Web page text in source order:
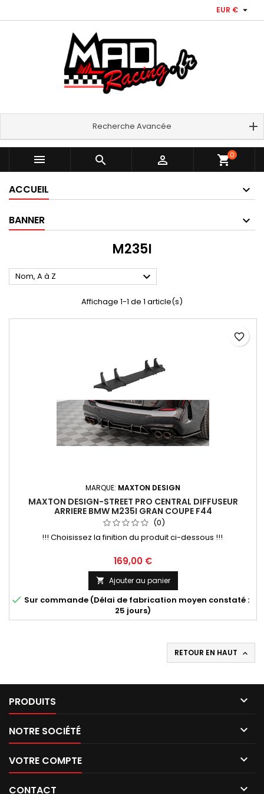
EUR € 
Recherche Avancée
   shopping_cart0
ACCUEIL
BANNER
M235I
Nom, A à Z 
Affichage 1-1 de 1 article(s)
MARQUE: MAXTON DESIGN
MAXTON DESIGN-STREET PRO CENTRAL DIFFUSEUR
ARRIERE BMW M235I GRAN COUPE F44
(0)
!!! Choisissez la finition du produit ci-dessous !!!
Prix
169,00 €
 Ajouter au panier
 Sur commande (Délai de fabrication moyen constaté :
25 jours)
favorite_border
RETOUR EN HAUT 
PRODUITS 
NOTRE SOCIÉTÉ 
VOTRE COMPTE 
CONTACT 